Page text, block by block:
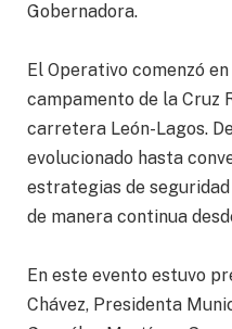
Gobernadora.
El Operativo comenzó
campamento de la Cruz
carretera León-Lagos.
evolucionado hasta
estrategias de
de manera continua
En este evento estuvo
Chávez, Presidenta